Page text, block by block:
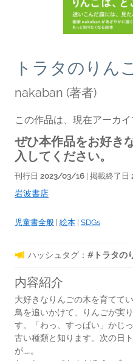
トラタのりん
nakaban (著者)
この作品は、現在アーカイ
ぜひ本作品をお好き
入してください。
刊行日 2023/03/16 | 掲載終了日
岩波書店
児童書全般 絵本 SDGs
ハッシュタグ： #トラタの
内容紹介
大好きなりんごの木を育ててい
鳥を追いかけて、りんごが実
す。「わっ、すっぱい」かじ
古い種類と知ります。次の日
が……。